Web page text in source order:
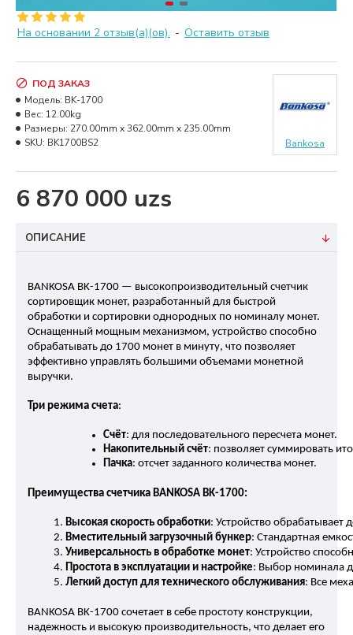
На основании 2 отзыв(а)(ов). - Оставить отзыв
6 870 000 uzs
ПОД ЗАКАЗ
Модель: BK-1700
Вес: 12.00kg
Размеры: 270.00mm x 362.00mm x 235.00mm
SKU: BK1700BS2 Bankosa
ОПИСАНИЕ
BANKOSA BK-1700 — высокопроизводительный счетчик
сортировщик монет, разработанный для быстрой
обработки и сортировки однородных по номиналу монет.
Оснащенный мощным механизмом, устройство способно
обрабатывать до 1700 монет в минуту, что позволяет
эффективно управлять большими объемами монетной
выручки.
Три режима счета:
Счёт: для последовательного пересчета монет.
Накопительный счёт: позволяет суммировать
Пачка: отсчет заданного количества монет.
Преимущества счетчика BANKOSA BK-1700:
Высокая скорость обработки: Устройство обрабатывает
Вместительный загрузочный бункер: Стандартная
Универсальность в обработке монет: Устройство
Простота в эксплуатации и настройке: Выбор номинала
Легкий доступ для технического обслуживания: Все
BANKOSA BK-1700 сочетает в себе простоту конструкции,
надежность и высокую производительность, что делает его